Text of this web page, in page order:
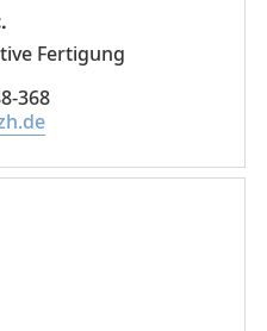
Fertigung
368